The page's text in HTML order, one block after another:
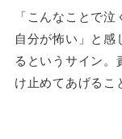
「こんなことで
自分が怖い」と
るというサイン
け止めてあげるこ